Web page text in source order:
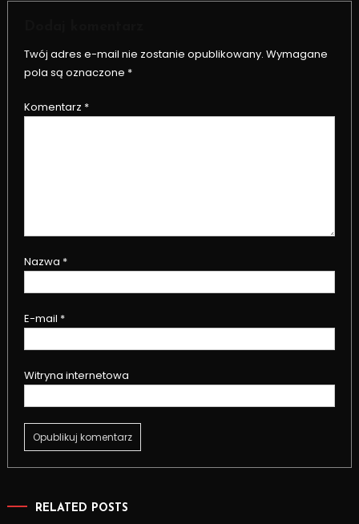
Twój adres e-mail nie zostanie opublikowany. Wymagane
pola są oznaczone *
Komentarz *
Nazwa *
E-mail *
Witryna internetowa
RELATED POSTS